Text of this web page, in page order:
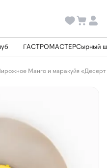
ГАСТРОМАСТЕРСырный
Манго и маракуйя «Десерт